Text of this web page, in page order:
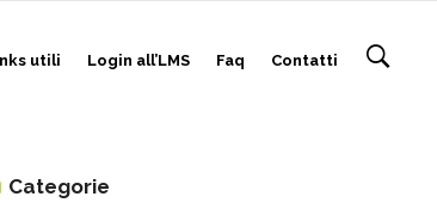
utili Login all’LMS Faq Contatti
Categorie